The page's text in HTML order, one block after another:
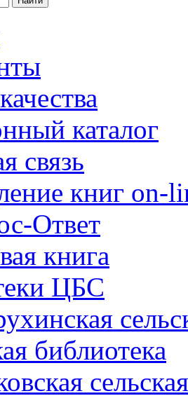
каталог
связь
книг on-
Ответ
книга
ЦБС
библиотека